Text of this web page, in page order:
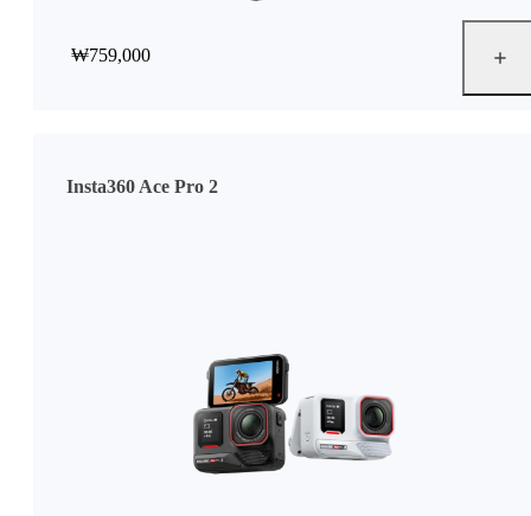
₩759,000
Insta360 Ace Pro 2